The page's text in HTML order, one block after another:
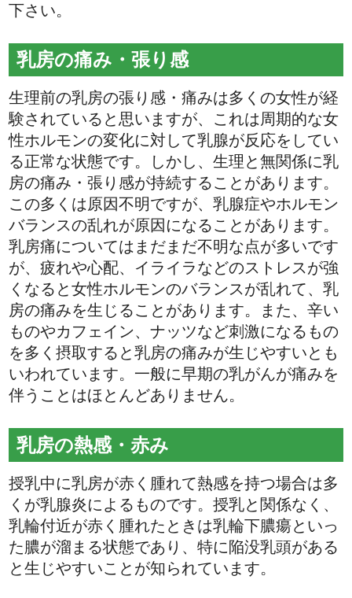
下さい。
乳房の痛み・張り感
生理前の乳房の張り感・痛みは多くの女性が経
験されていると思いますが、これは周期的な女
性ホルモンの変化に対して乳腺が反応をしてい
る正常な状態です。しかし、生理と無関係に乳
房の痛み・張り感が持続することがあります。
この多くは原因不明ですが、乳腺症やホルモン
バランスの乱れが原因になることがあります。
乳房痛についてはまだまだ不明な点が多いです
が、疲れや心配、イライラなどのストレスが強
くなると女性ホルモンのバランスが乱れて、乳
房の痛みを生じることがあります。また、辛い
ものやカフェイン、ナッツなど刺激になるもの
を多く摂取すると乳房の痛みが生じやすいとも
いわれています。一般に早期の乳がんが痛みを
伴うことはほとんどありません。
乳房の熱感・赤み
授乳中に乳房が赤く腫れて熱感を持つ場合は多
くが乳腺炎によるものです。授乳と関係なく、
乳輪付近が赤く腫れたときは乳輪下膿瘍といっ
た膿が溜まる状態であり、特に陥没乳頭がある
と生じやすいことが知られています。